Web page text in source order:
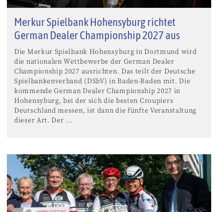
Merkur Spielbank Hohensyburg richtet
German Dealer Championship 2027 aus
Die Merkur Spielbank Hohensyburg in Dortmund wird
die nationalen Wettbewerbe der German Dealer
Championship 2027 ausrichten. Das teilt der Deutsche
Spielbankenverband (DSbV) in Baden-Baden mit. Die
kommende German Dealer Championship 2027 in
Hohensyburg, bei der sich die besten Croupiers
Deutschland messen, ist dann die fünfte Veranstaltung
dieser Art. Der ...